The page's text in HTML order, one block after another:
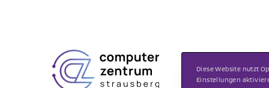
Computer Zentrum
Strausberg GmbH
Felix-Schulz-Str. 4
Diese Website nutzt
Einstellungen